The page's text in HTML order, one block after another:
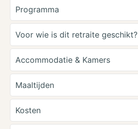
Programma
Voor wie is dit retraite geschikt?
Accommodatie & Kamers
Maaltijden
Kosten